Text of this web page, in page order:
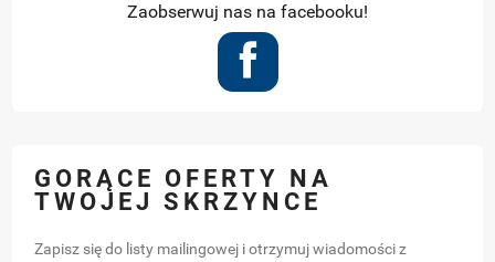
Zaobserwuj nas na facebooku!
GORĄCE OFERTY NA
TWOJEJ SKRZYNCE
Zapisz się do listy mailingowej i otrzymuj wiadomości z